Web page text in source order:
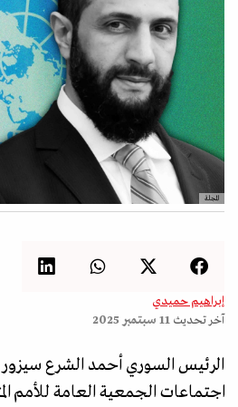
المجلة
إبراهيم حميدي
آخر تحديث 11 سبتمبر 2025
الرئيس السوري أحمد الشرع
اجتماعات الجمعية العامة للأمم